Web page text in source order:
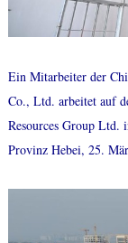
Ein Mitarbeiter der
Co., Ltd. arbeitet auf
Resources Group Ltd.
Provinz Hebei, 25.